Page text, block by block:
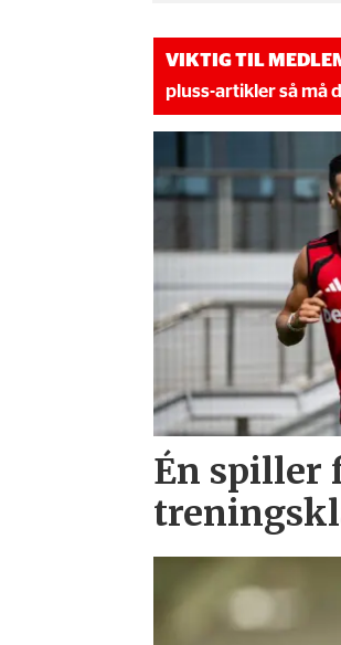
VIKTIG TIL
pluss-artikler så må
Én spiller